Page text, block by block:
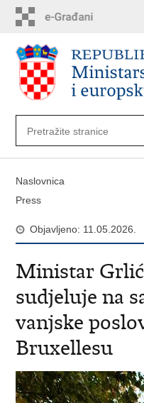
sadržaj
Naslovnica
Press
Objavljeno: 11.05.2026.
Ministar
sudjeluje na
vanjske
Bruxellesu